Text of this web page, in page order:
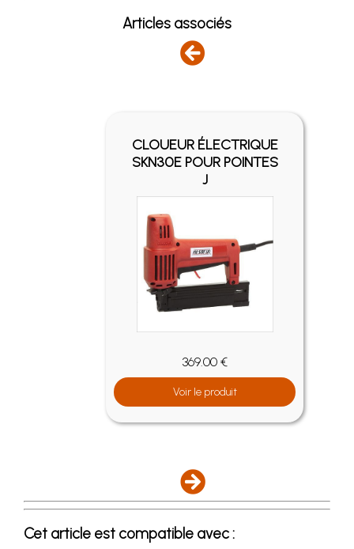
Articles associés
CLOUEUR ÉLECTRIQUE
SKN30E POUR POINTES
J
369.00 €
Voir le produit
Cet article est compatible avec :